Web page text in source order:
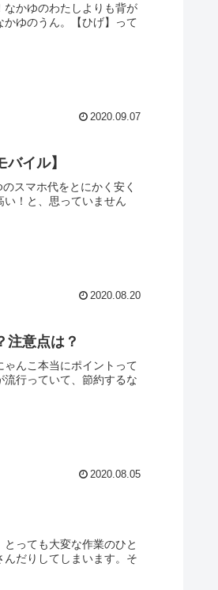
かゆのわたしよりも背が
ゆのうん。【ひげ】って
2020.09.07
イル】
スマホ代をとにかく安く
！と、思っていません
2020.08.20
注意点は？
んこ本当にポイントって
行っていて、節約するな
2020.08.05
っても大変な作業のひと
だりしてしまいます。そ